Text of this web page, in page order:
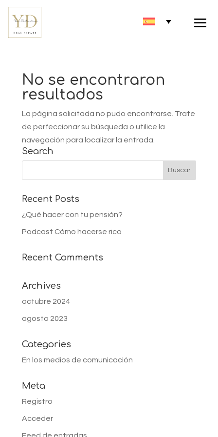
No se encontraron
resultados
La página solicitada no pudo encontrarse. Trate
de perfeccionar su búsqueda o utilice la
navegación para localizar la entrada.
Search
Recent Posts
¿Qué hacer con tu pensión?
Podcast Cómo hacerse rico
Recent Comments
Archives
octubre 2024
agosto 2023
Categories
En los medios de comunicación
Meta
Registro
Acceder